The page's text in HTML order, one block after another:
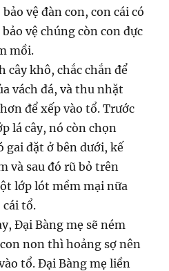
vệ đàn con, con cái có
vệ chúng còn con đực
mồi.
cây khô, chắc chắn để
vách đá, và thu nhặt
để xếp vào tổ. Trước
lá cây, nó còn chọn
gai đặt ở bên dưới, kế
và sau đó rũ bỏ trên
lớp lót mềm mại nữa
tổ.
Đại Bàng mẹ sẽ ném
non thì hoảng sợ nên
tổ. Đại Bàng mẹ liền